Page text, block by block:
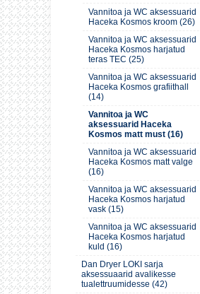
Vannitoa ja WC aksessuarid
Haceka Kosmos kroom (26)
Vannitoa ja WC aksessuarid
Haceka Kosmos harjatud
teras TEC (25)
Vannitoa ja WC aksessuarid
Haceka Kosmos grafiithall
(14)
Vannitoa ja WC
aksessuarid Haceka
Kosmos matt must (16)
Vannitoa ja WC aksessuarid
Haceka Kosmos matt valge
(16)
Vannitoa ja WC aksessuarid
Haceka Kosmos harjatud
vask (15)
Vannitoa ja WC aksessuarid
Haceka Kosmos harjatud
kuld (16)
Dan Dryer LOKI sarja
aksessuaarid avalikesse
tualettruumidesse (42)
Soodus